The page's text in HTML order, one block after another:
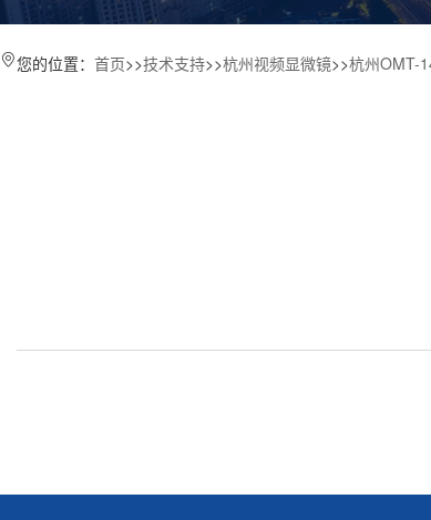
您的位置： 首页>>技术支持>>杭州视频显微镜>>杭州OMT-